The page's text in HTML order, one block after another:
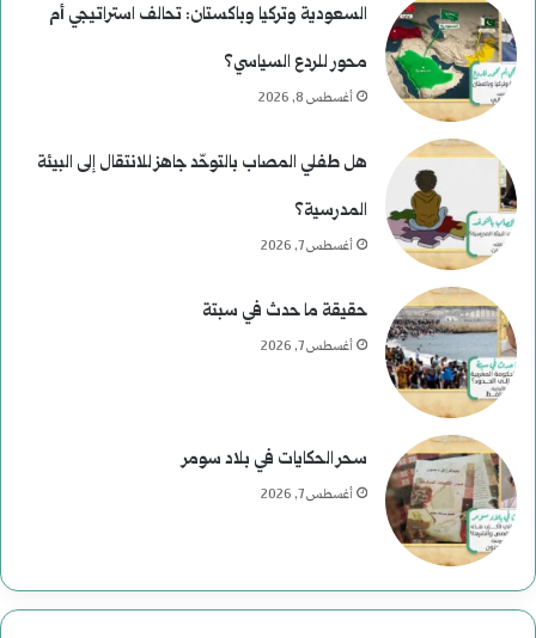
السعودية وتركيا وباكستان: تحالف استراتيجي أم
محور للردع السياسي؟
أغسطس 8, 2026
هل طفلي المصاب بالتوحّد جاهز للانتقال إلى البيئة
المدرسية؟
أغسطس 7, 2026
حقيقة ما حدث في سبتة
أغسطس 7, 2026
سحر الحكايات في بلاد سومر
أغسطس 7, 2026